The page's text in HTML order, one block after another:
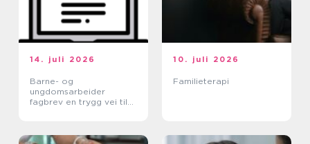
14. juli 2026
Barne- og
ungdomsarbeider
fagbrev en trygg vei til
10. juli 2026
Familieterapi